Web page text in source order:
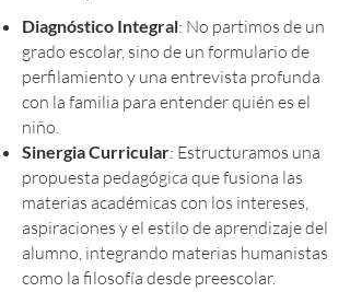
Diagnóstico Integral: No partimos de un
grado escolar, sino de un formulario de
perfilamiento y una entrevista profunda
con la familia para entender quién es el
niño.
Sinergia Curricular: Estructuramos una
propuesta pedagógica que fusiona las
materias académicas con los intereses,
aspiraciones y el estilo de aprendizaje del
alumno, integrando materias humanistas
como la filosofía desde preescolar.